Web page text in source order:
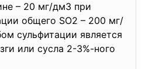
– 20 мг/дм3 при
общего SO2 – 200 мг/
сульфитации является
или сусла 2-3%-ного